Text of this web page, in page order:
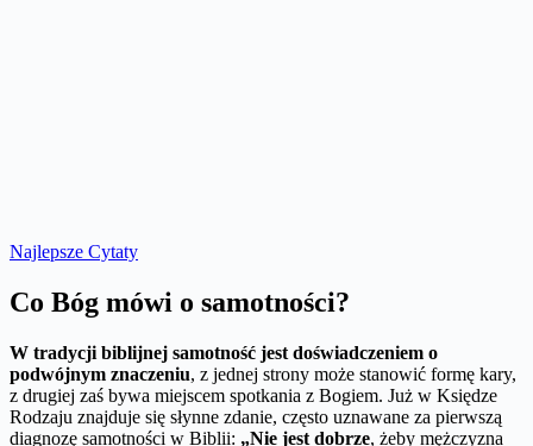
Najlepsze Cytaty
Co Bóg mówi o samotności?
W tradycji biblijnej samotność jest doświadczeniem o
podwójnym znaczeniu, z jednej strony może stanowić formę kary,
z drugiej zaś bywa miejscem spotkania z Bogiem. Już w Księdze
Rodzaju znajduje się słynne zdanie, często uznawane za pierwszą
diagnozę samotności w Biblii: „Nie jest dobrze, żeby mężczyzna